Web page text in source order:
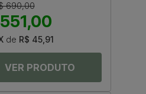
690,00
de R$ 45,91